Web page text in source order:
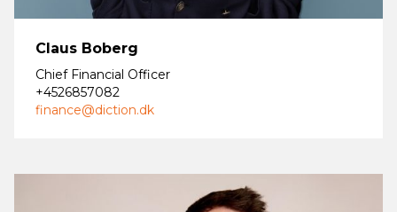
Claus Boberg
Chief Financial Officer
+4526857082
finance@diction.dk